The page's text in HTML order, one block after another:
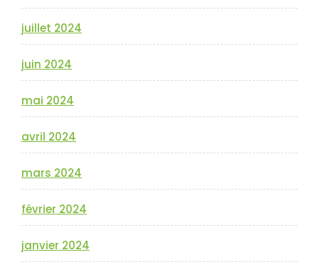
juillet 2024
juin 2024
mai 2024
avril 2024
mars 2024
février 2024
janvier 2024